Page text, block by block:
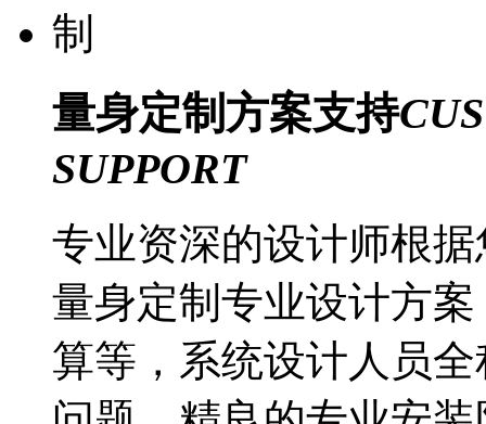
量身定制 方案支持
SUPPORT
专业资深的设计师根
量身定制专业设计方
算等，系统设计人员